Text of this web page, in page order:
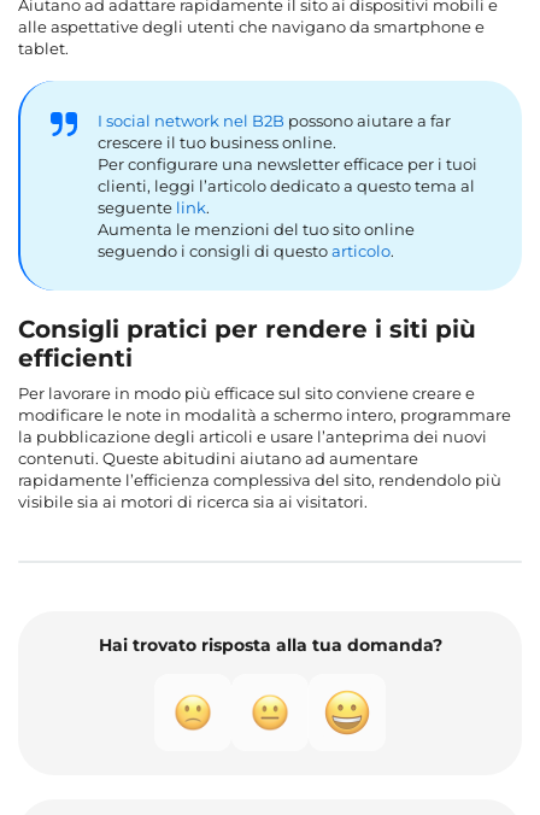
Aiutano ad adattare rapidamente il sito ai dispositivi mobili e
alle aspettative degli utenti che navigano da smartphone e
tablet.
I social network nel B2B possono aiutare a far
crescere il tuo business online.
Per configurare una newsletter efficace per i tuoi
clienti, leggi l’articolo dedicato a questo tema al
seguente link.
Aumenta le menzioni del tuo sito online
seguendo i consigli di questoarticolo.
Consigli pratici per rendere i siti più
efficienti
Per lavorare in modo più efficace sul sito conviene creare e
modificare le note in modalità a schermo intero, programmare
la pubblicazione degli articoli e usare l’anteprima dei nuovi
contenuti. Queste abitudini aiutano ad aumentare
rapidamente l’efficienza complessiva del sito, rendendolo più
visibile sia ai motori di ricerca sia ai visitatori.
Hai trovato risposta alla tua domanda?